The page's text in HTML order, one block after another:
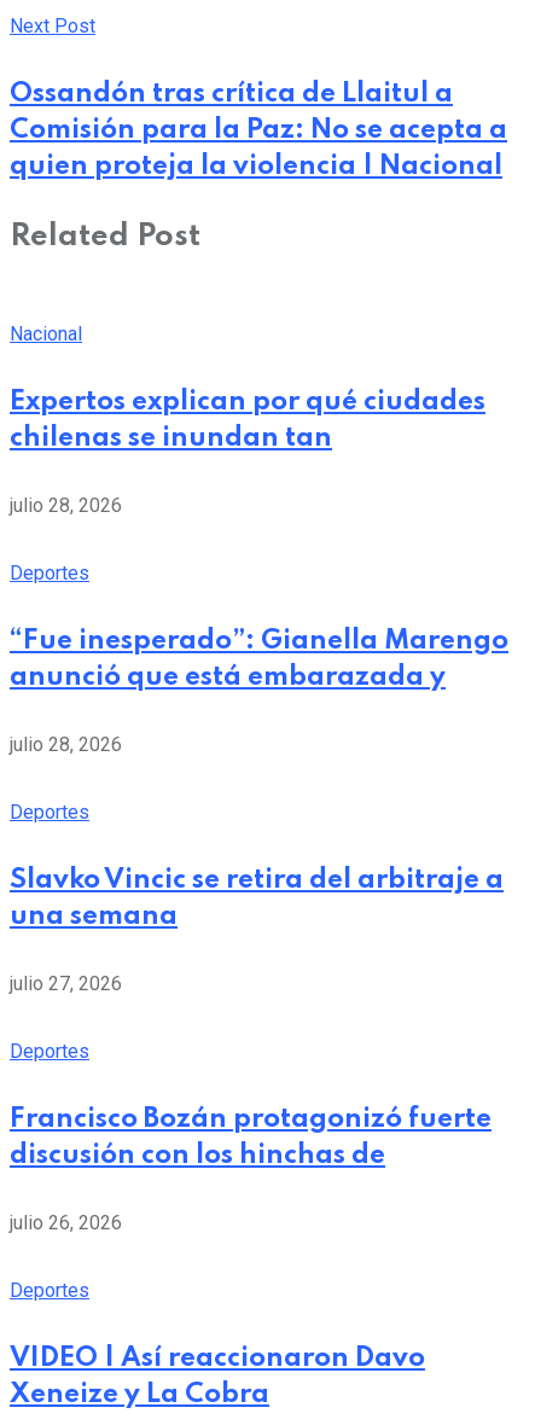
Next Post
Ossandón tras crítica de Llaitul a
Comisión para la Paz: No se acepta a
quien proteja la violencia | Nacional
Related Post
Nacional
Expertos explican por qué ciudades
chilenas se inundan tan
julio 28, 2026
Deportes
“Fue inesperado”: Gianella Marengo
anunció que está embarazada y
julio 28, 2026
Deportes
Slavko Vincic se retira del arbitraje a
una semana
julio 27, 2026
Deportes
Francisco Bozán protagonizó fuerte
discusión con los hinchas de
julio 26, 2026
Deportes
VIDEO | Así reaccionaron Davo
Xeneize y La Cobra